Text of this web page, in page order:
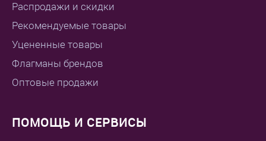
Распродажи и скидки
Рекомендуемые товары
Уцененные товары
Флагманы брендов
Оптовые продажи
ПОМОЩЬ И СЕРВИСЫ